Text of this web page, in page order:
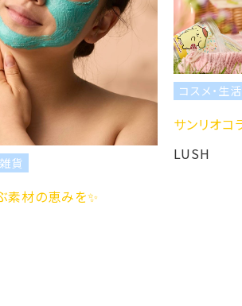
コスメ・生活雑貨
サンリオコラボ第二弾🎀